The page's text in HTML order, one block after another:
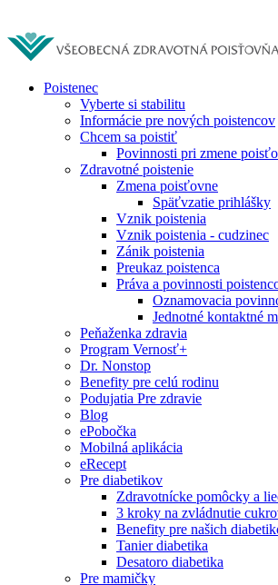
Poistenec
Vyberte si stabilitu
Informácie pre nových poistencov
Chcem sa poistiť
Povinnosti pri zmene
Zdravotné poistenie
Zmena poisťovne
Späťvzatie prihlášky
Vznik poistenia
Vznik poistenia - cudzinec
Zánik poistenia
Preukaz poistenca
Práva a povinnosti
Oznamovacia
Jednotné kontaktné
Peňaženka zdravia
Program Vernosť+
Dr. Nonstop
Benefity pre celú rodinu
Podujatia Pre zdravie
Blog
ePobočka
Mobilná aplikácia
eRecept
Pre diabetikov
Zdravotnícke pomôcky a
3 kroky na zvládnutie
Benefity pre našich
Tanier diabetika
Desatoro diabetika
Pre mamičky